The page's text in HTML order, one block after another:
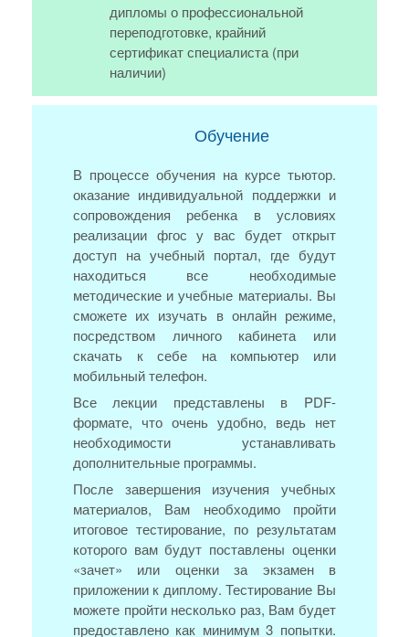
дипломы о профессиональной
переподготовке, крайний
сертификат специалиста (при
наличии)
Обучение
В процессе обучения на курсе тьютор.
оказание индивидуальной поддержки и
сопровождения ребенка в условиях
реализации фгос у вас будет открыт
доступ на учебный портал, где будут
находиться все необходимые
методические и учебные материалы. Вы
сможете их изучать в онлайн режиме,
посредством личного кабинета или
скачать к себе на компьютер или
мобильный телефон.
Все лекции представлены в PDF-
формате, что очень удобно, ведь нет
необходимости устанавливать
дополнительные программы.
После завершения изучения учебных
материалов, Вам необходимо пройти
итоговое тестирование, по результатам
которого вам будут поставлены оценки
«зачет» или оценки за экзамен в
приложении к диплому. Тестирование Вы
можете пройти несколько раз, Вам будет
предоставлено как минимум 3 попытки.